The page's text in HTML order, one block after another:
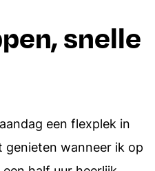
snelle
een flexplek in
genieten wanneer ik op